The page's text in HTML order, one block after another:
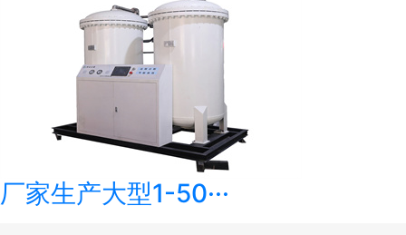
厂家生产大型1-50···